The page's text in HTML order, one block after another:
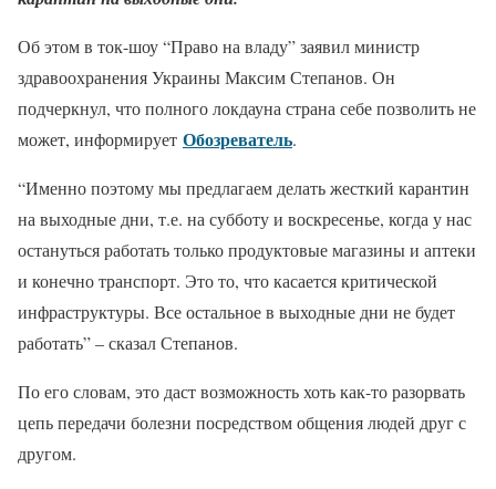
Об этом в ток-шоу “Право на владу” заявил министр
здравоохранения Украины Максим Степанов. Он
подчеркнул, что полного локдауна страна себе позволить не
может, информирует Обозреватель.
“Именно поэтому мы предлагаем делать жесткий карантин
на выходные дни, т.е. на субботу и воскресенье, когда у нас
остануться работать только продуктовые магазины и аптеки
и конечно транспорт. Это то, что касается критической
инфраструктуры. Все остальное в выходные дни не будет
работать” – сказал Степанов.
По его словам, это даст возможность хоть как-то разорвать
цепь передачи болезни посредством общения людей друг с
другом.